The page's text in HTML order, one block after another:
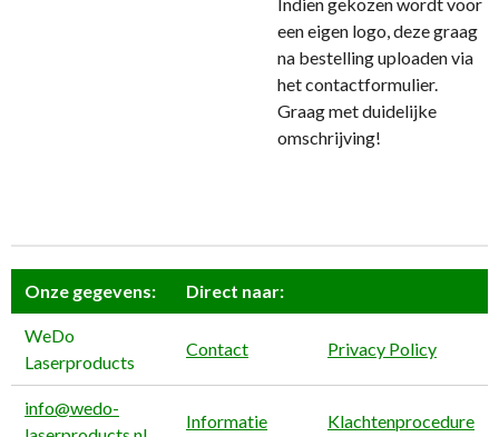
een eigen logo, deze graag
na bestelling uploaden via
het contactformulier.
Graag met duidelijke
omschrijving!
Onze gegevens: Direct naar:
WeDo
Laserproducts
Contact Privacy Policy
info@wedo-
Informatie Klachtenprocedure